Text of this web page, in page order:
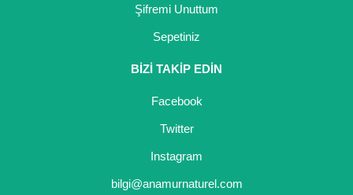
Şifremi Unuttum
Sepetiniz
BİZİ TAKİP EDİN
Facebook
Twitter
Instagram
bilgi@anamurnaturel.com